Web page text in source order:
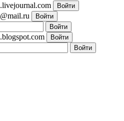
.livejournal.com
@mail.ru
.blogspot.com